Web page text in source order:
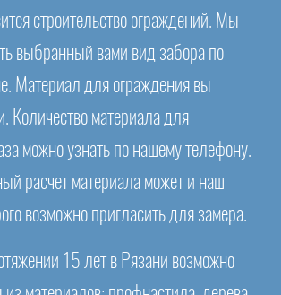
строительство ограждений. Мы
выбранный вами вид забора по
Материал для ограждения вы
Количество материала для
можно узнать по нашему телефону.
расчет материала может и наш
возможно пригласить для замера.
15 лет в Рязани возможно